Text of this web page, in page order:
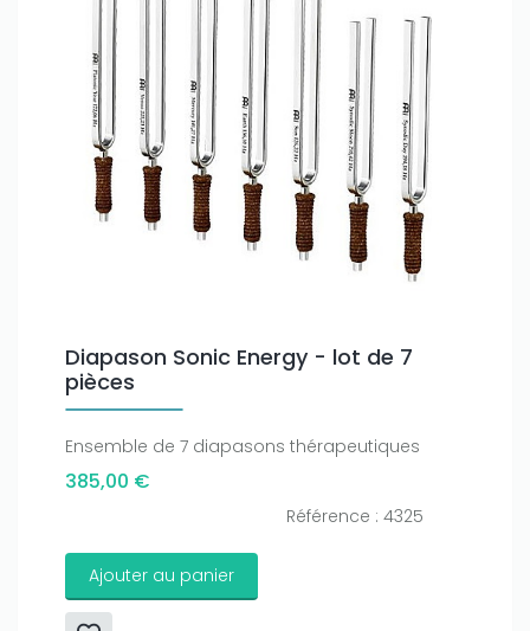
Diapason Sonic Energy - lot de 7
pièces
Ensemble de 7 diapasons thérapeutiques
385,00 €
Référence : 4325
Ajouter au panier